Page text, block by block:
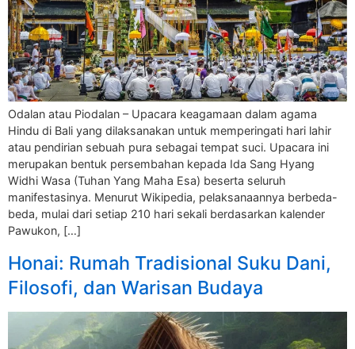
Odalan atau Piodalan – Upacara keagamaan dalam agama
Hindu di Bali yang dilaksanakan untuk memperingati hari lahir
atau pendirian sebuah pura sebagai tempat suci. Upacara ini
merupakan bentuk persembahan kepada Ida Sang Hyang
Widhi Wasa (Tuhan Yang Maha Esa) beserta seluruh
manifestasinya. Menurut Wikipedia, pelaksanaannya berbeda-
beda, mulai dari setiap 210 hari sekali berdasarkan kalender
Pawukon, […]
Honai: Rumah Tradisional Suku Dani,
Filosofi, dan Warisan Budaya